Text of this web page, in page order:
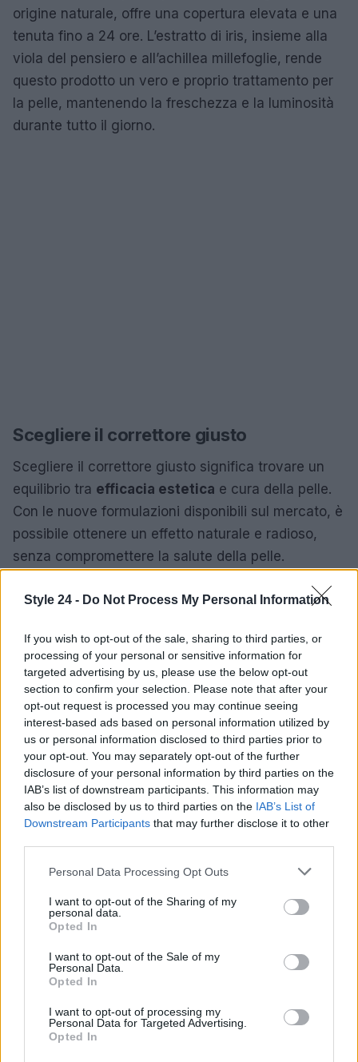
Style 24 - Do Not Process My Personal Information
If you wish to opt-out of the sale, sharing to third parties, or
processing of your personal or sensitive information for
targeted advertising by us, please use the below opt-out
section to confirm your selection. Please note that after your
opt-out request is processed you may continue seeing
interest-based ads based on personal information utilized by
us or personal information disclosed to third parties prior to
your opt-out. You may separately opt-out of the further
disclosure of your personal information by third parties on the
IAB’s list of downstream participants. This information may
also be disclosed by us to third parties on the IAB’s List of
Downstream Participants that may further disclose it to other
Please note that this website/app uses one or more Google
not limited to your visit or usage behaviour. You may click to
grant or deny consent to Google and its third-party tags to
use your data for below specified purposes in below Google
consent section.
Personal Data Processing Opt Outs
I want to opt-out of the Sharing of my
personal data.
Opted In
I want to opt-out of the Sale of my
Personal Data.
Opted In
I want to opt-out of processing my
Personal Data for Targeted Advertising.
Opted In
origine naturale, offre una copertura elevata e una
tenuta fino a 24 ore. L’estratto di iris, insieme alla
viola del pensiero e all’achillea millefoglie, rende
questo prodotto un vero e proprio trattamento per
la pelle, mantenendo la freschezza e la luminosità
durante tutto il giorno.
Scegliere il correttore giusto
Scegliere il correttore giusto significa trovare un
equilibrio tra efficacia estetica e cura della pelle.
Con le nuove formulazioni disponibili sul mercato, è
possibile ottenere un effetto naturale e radioso,
senza compromettere la salute della pelle.
così facile e accessibile. Per chi cerca idratazione,
correttore perfetto durante questo inverno.
AUTORE
Staff